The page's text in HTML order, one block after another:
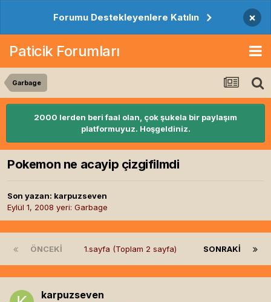
Forumu Destekleyenlere Katılın ×
Paticik Forumları
Garbage
2000 lerden beri faal olan, çok şukela bir paylaşım
platformuyuz. Hoşgeldiniz.
Pokemon ne acayip çizgifilmdi
Son yazan: karpuzseven
Eylül 1, 2008 yeri: Garbage
ÖNCEKI SONRAKI
1.sayfa (Toplam 2 sayfa)
karpuzseven